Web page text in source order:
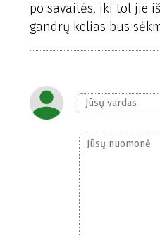
po savaitės, iki tol jie
gandrų kelias bus